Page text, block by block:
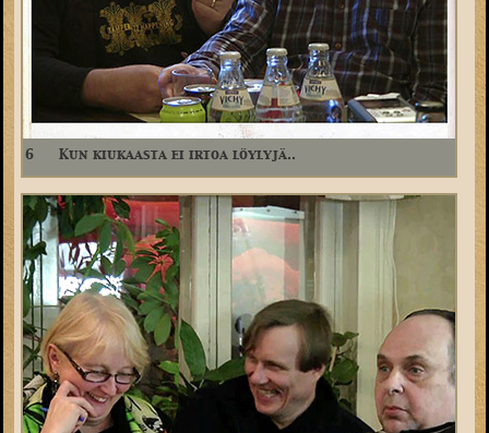
6 Kun kiukaasta ei irtoa löylyjä..